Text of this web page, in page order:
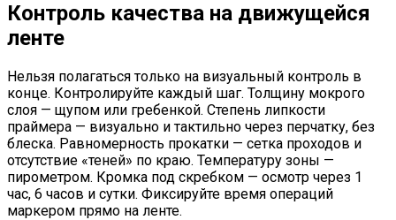
Контроль качества на движущейся
ленте
Нельзя полагаться только на визуальный контроль в
конце. Контролируйте каждый шаг. Толщину мокрого
слоя — щупом или гребенкой. Степень липкости
праймера — визуально и тактильно через перчатку, без
блеска. Равномерность прокатки — сетка проходов и
отсутствие «теней» по краю. Температуру зоны —
пирометром. Кромка под скребком — осмотр через 1
час, 6 часов и сутки. Фиксируйте время операций
маркером прямо на ленте.